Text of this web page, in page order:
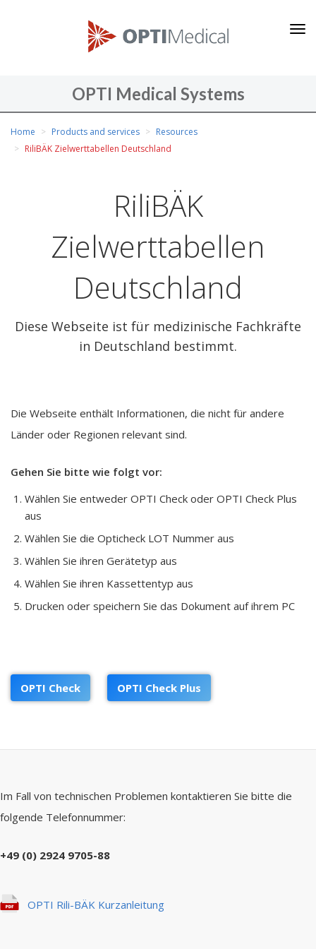
O
P
I
M
e
d
a
S
y
s
t
e
m
OPTI Medical Systems
are
here
Home Products and services
Resources
RiliBÄK Zielwerttabellen Deutschland
RiliBÄK
Zielwerttabellen
Deutschland
Diese Webseite ist für medizinische Fachkräfte
in Deutschland bestimmt.
Die Webseite enthält Informationen, die nicht für andere
Länder oder Regionen relevant sind.
Gehen Sie bitte wie folgt vor:
Wählen Sie entweder OPTI Check oder OPTI Check Plus
aus
Wählen Sie die Opticheck LOT Nummer aus
Wählen Sie ihren Gerätetyp aus
Wählen Sie ihren Kassettentyp aus
Drucken oder speichern Sie das Dokument auf ihrem PC
OPTI Check OPTI Check Plus
Im Fall von technischen Problemen kontaktieren Sie bitte die
folgende Telefonnummer:
+49 (0) 2924 9705-88
OPTI Rili-BÄK Kurzanleitung